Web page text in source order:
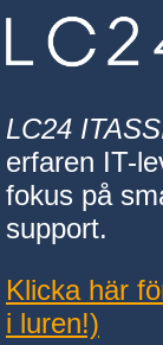
LC24
erfaren IT-
fokus på
support.
Klicka här
i luren!)